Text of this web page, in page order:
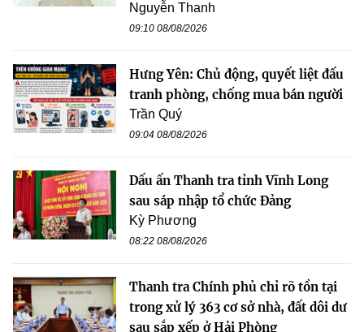
Nguyễn Thanh
09:10 08/08/2026
Hưng Yên: Chủ động, quyết liệt đấu
tranh phòng, chống mua bán người
Trần Quý
09:04 08/08/2026
Dấu ấn Thanh tra tỉnh Vĩnh Long
sau sáp nhập tổ chức Đảng
Kỳ Phương
08:22 08/08/2026
Thanh tra Chính phủ chỉ rõ tồn tại
trong xử lý 363 cơ sở nhà, đất dôi dư
sau sắp xếp ở Hải Phòng